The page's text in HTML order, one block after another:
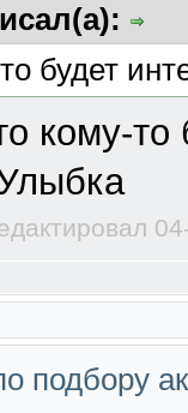
будет
кому-то
подбору